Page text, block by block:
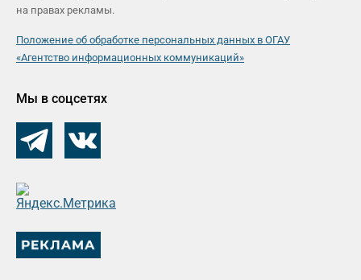
на правах рекламы.
Положение об обработке персональных данных в ОГАУ
«Агентство информационных коммуникаций»
Мы в соцсетях